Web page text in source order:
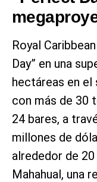
Royal
Day” en una
hectáreas en el
con más de 30
24 bares, a
millones de
alrededor de
Mahahual, una